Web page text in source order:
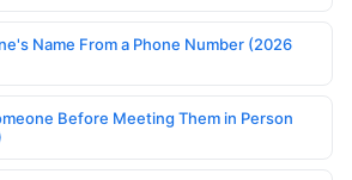
Name From a Phone Number (2026
Before Meeting Them in Person